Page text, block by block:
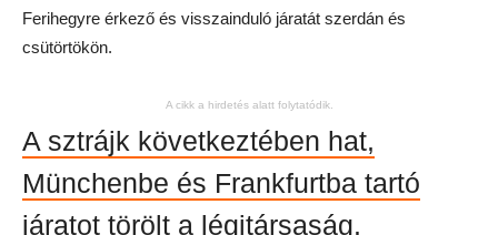
Ferihegyre érkező és visszainduló járatát szerdán és
csütörtökön.
A cikk a hirdetés alatt folytatódik.
A sztrájk következtében hat,
Münchenbe és Frankfurtba tartó
járatot törölt a légitársaság.